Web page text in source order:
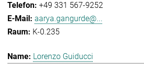
+49 331 567-9252
aarya.gangurde@...
K-0.235
Lorenzo Guiducci